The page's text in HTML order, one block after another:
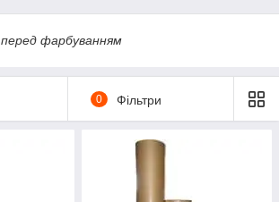
перед фарбуванням
0 Фільтри